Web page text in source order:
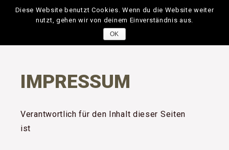
IMPRESSUM
Verantwortlich für den Inhalt dieser Seiten
ist
Diese Website benutzt Cookies. Wenn du die Website weiter
nutzt, gehen wir von deinem Einverständnis aus.
OK